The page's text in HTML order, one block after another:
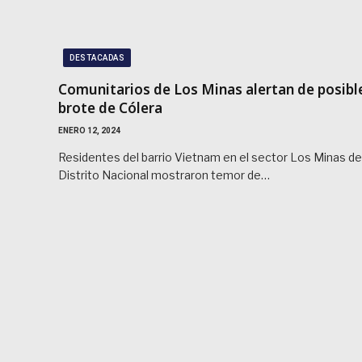
DESTACADAS
Comunitarios de Los Minas alertan de
brote de Cólera
ENERO 12, 2024
Residentes del barrio Vietnam en el sector Los Minas
Distrito Nacional mostraron temor de…